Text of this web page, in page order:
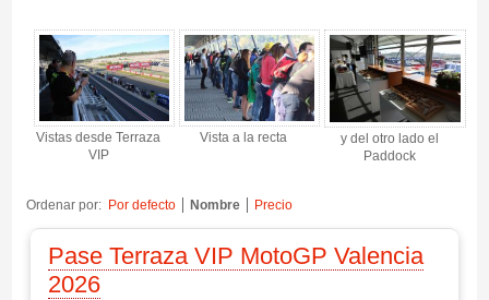
Vistas desde Terraza
VIP
Vista a la recta
y del otro lado el
Paddock
Ordenar por: Por defecto Nombre Precio
Pase Terraza VIP MotoGP Valencia
2026